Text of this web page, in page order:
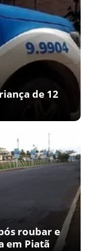
de 12
roubar e
em Piatã